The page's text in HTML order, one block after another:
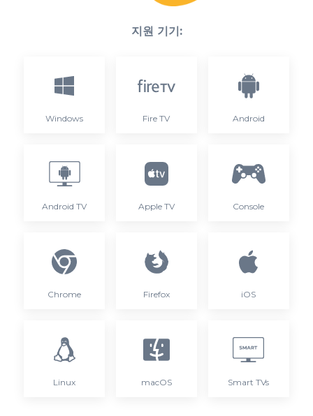
지원 기기:
Windows Fire TV Android
Android TV Apple TV Console
Chrome Firefox iOS
Linux macOS Smart TVs